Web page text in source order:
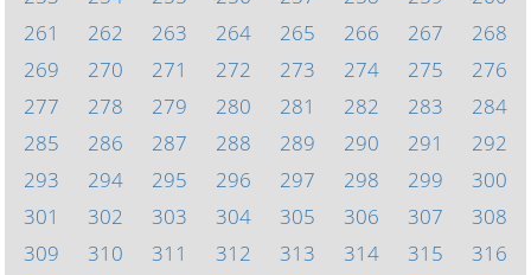
261
262 263 264 265 266 267
268
269
270 271 272 273 274 275
276
277
278 279 280 281 282 283
284
285
286 287 288 289 290 291
292
293
294 295 296 297 298 299
300
301
302 303 304 305 306 307
308
309
310 311 312 313 314 315
316